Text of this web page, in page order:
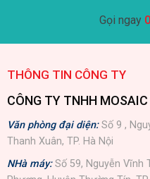
Gọi ngay
THÔNG TIN CÔNG TY
CÔNG TY TNHH
Văn phòng đại diện:Số 9 ,
Thanh Xuân, TP. Hà Nội
NHà máy: Số 59, Nguyễn Vĩnh